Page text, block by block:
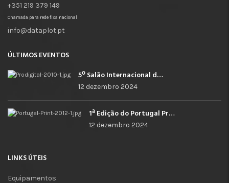
+351 219 379 149
Chamada para rede fixa nacional
info@dataplot.pt
ÚLTIMOS EVENTOS
5º Salão Internacional de Impressão, Imagem, Comunicação Digital e Têxtil Promocional
12 dezembro 2024
1ª Edição do Portugal Print
12 dezembro 2024
LINKS ÚTEIS
Equipamentos